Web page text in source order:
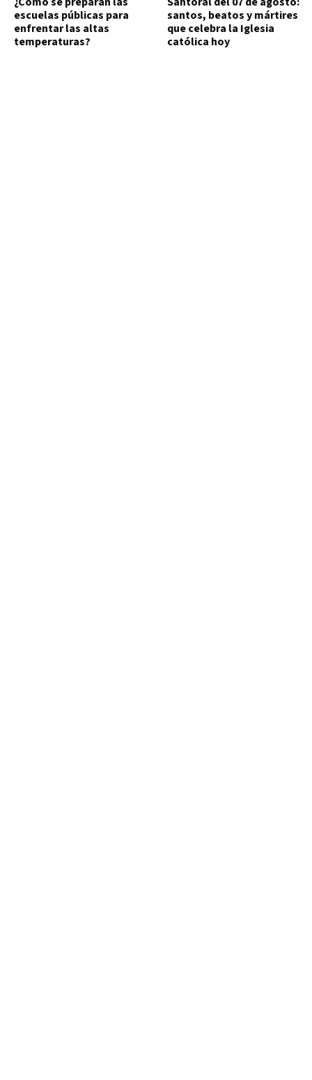
escuelas públicas para
enfrentar las altas
temperaturas?
santos, beatos y mártires
que celebra la Iglesia
católica hoy